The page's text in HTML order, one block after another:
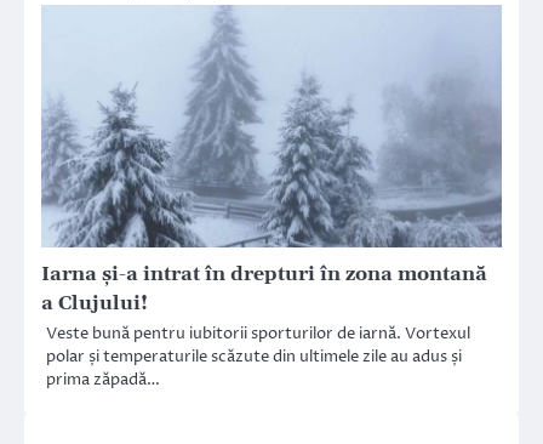
Iarna și-a intrat în drepturi în zona montană
a Clujului!
Veste bună pentru iubitorii sporturilor de iarnă. Vortexul
polar și temperaturile scăzute din ultimele zile au adus și
prima zăpadă…